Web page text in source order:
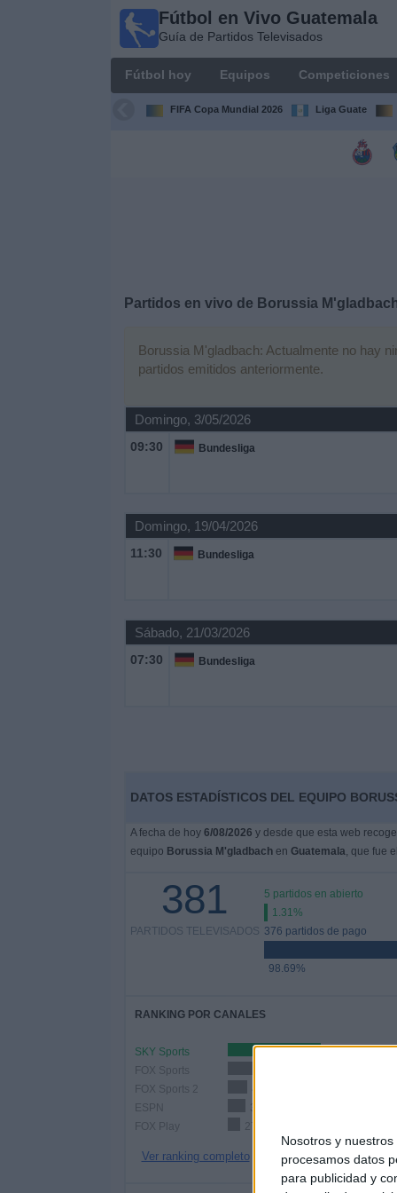
Nosotros y nuestros
procesamos datos
para publicidad y
Fútbol en Vivo Guatemala
Guía de Partidos Televisados
Fútbol hoy Equipos Competiciones
FIFA Copa Mundial 2026 Liga Guate
Partidos en vivo de Borussia
Borussia M'gladbach: Actualmente no hay
partidos emitidos anteriormente.
Domingo, 3/05/2026
09:30 Bundesliga
Domingo, 19/04/2026
11:30 Bundesliga
Sábado, 21/03/2026
07:30 Bundesliga
DATOS ESTADÍSTICOS DEL EQUIPO
A fecha de hoy 6/08/2026 y desde que esta web
equipo Borussia M'gladbachen Guatemala, que fue el
381
PARTIDOS TELEVISADOS
5 partidos en abierto
1.31%
376 partidos de pago
98.69%
RANKING POR CANALES
SKY Sports
FOX Sports
FOX Sports 2
ESPN
FOX Play
27 (7.09%)
Ver ranking completo
Fútbol en
Guatemala